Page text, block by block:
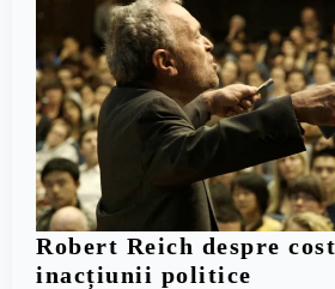
Robert Reich despre
inacțiunii politice